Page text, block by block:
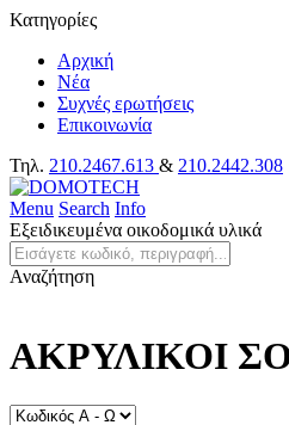
Κατηγορίες
Αρχική
Νέα
Συχνές ερωτήσεις
Επικοινωνία
Τηλ. 210.2467.613 & 210.2442.308
Menu Search Info
Εξειδικευμένα οικοδομικά υλικά
Αναζήτηση
ΑΚΡΥΛΙΚΟΙ